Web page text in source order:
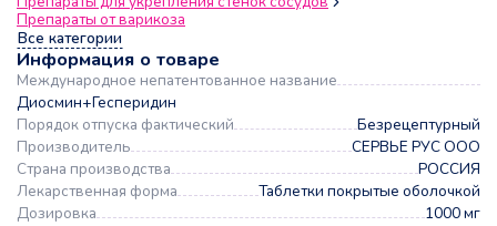
Препараты от варикоза
Все категории
Информация о товаре
Международное непатентованное название
Диосмин+Гесперидин
Порядок отпуска фактический
Безрецептурный
Производитель
СЕРВЬЕ РУС ООО
Страна производства
РОССИЯ
Лекарственная форма
Таблетки покрытые оболочкой
Дозировка
1000 мг